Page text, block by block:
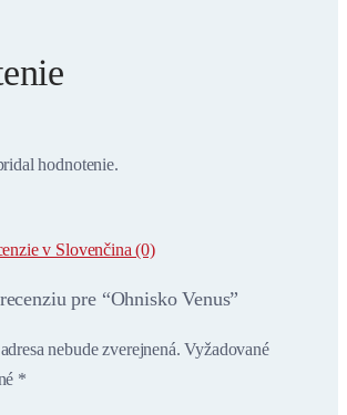
hodnotenie.
v Slovenčina (0)
pre “Ohnisko Venus”
nebude zverejnená. Vyžadované
*